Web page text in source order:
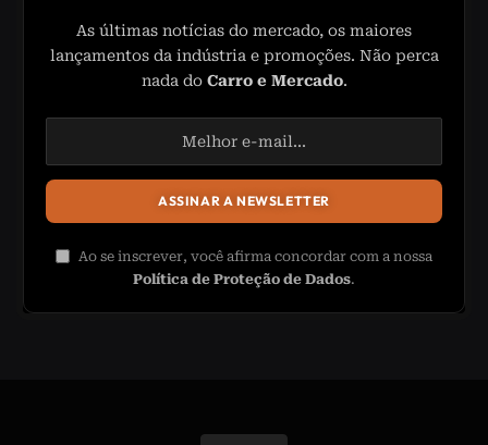
As últimas notícias do mercado, os maiores
lançamentos da indústria e promoções. Não perca
nada do Carro e Mercado.
Ao se inscrever, você afirma concordar com a nossa
Política de Proteção de Dados.